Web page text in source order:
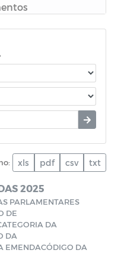
Municipal de
Município de Boa
xls pdf csv txt
2025
PARLAMENTARES
DE
DA
DA
EMENDACÓDIGO DA